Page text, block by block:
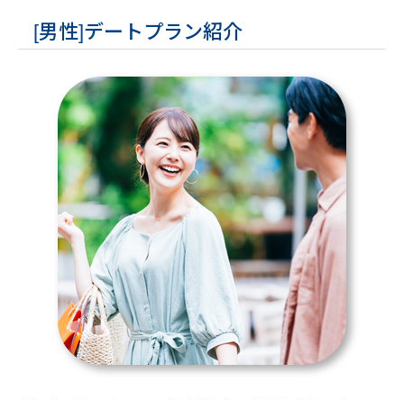
[男性]デートプラン紹介